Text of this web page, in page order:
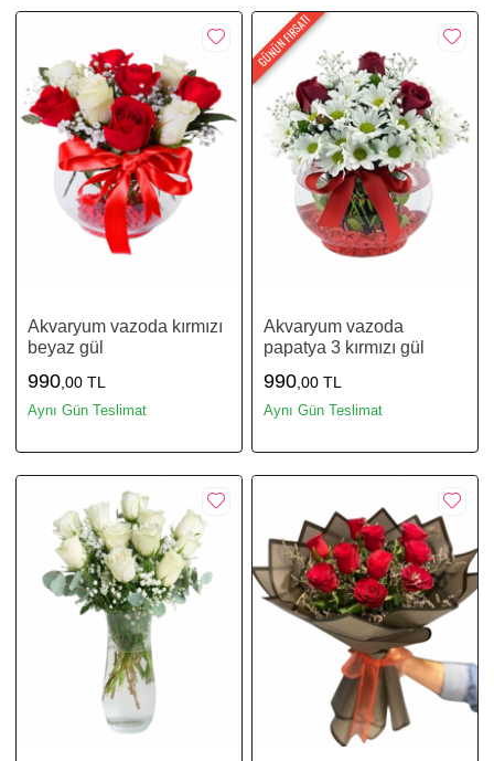
Akvaryum vazoda kırmızı
beyaz gül
990 ,00 TL
Aynı Gün Teslimat
GÜNÜN FIRSATI
Akvaryum vazoda
papatya 3 kırmızı gül
990 ,00 TL
Aynı Gün Teslimat